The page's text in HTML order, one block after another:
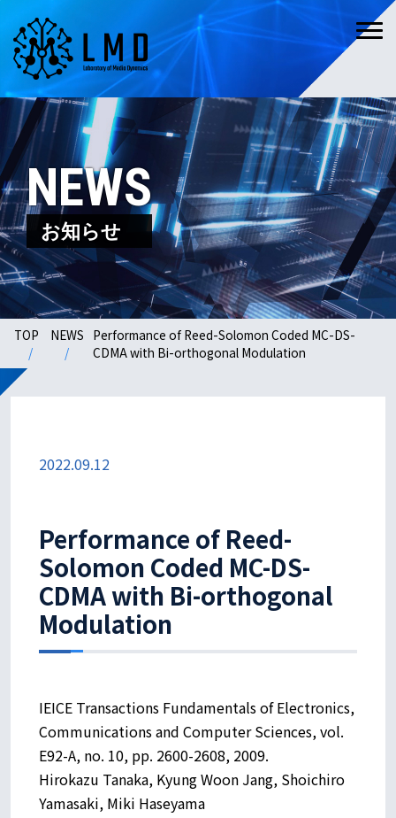
NEWS
お知らせ
TOP NEWS Performance of Reed-Solomon Coded MC-DS-
CDMA with Bi-orthogonal Modulation
2022.09.12
Performance of Reed-
Solomon Coded MC-DS-
CDMA with Bi-orthogonal
Modulation
IEICE Transactions Fundamentals of Electronics,
Communications and Computer Sciences, vol.
E92-A, no. 10, pp. 2600-2608, 2009.
Hirokazu Tanaka, Kyung Woon Jang, Shoichiro
Yamasaki, Miki Haseyama